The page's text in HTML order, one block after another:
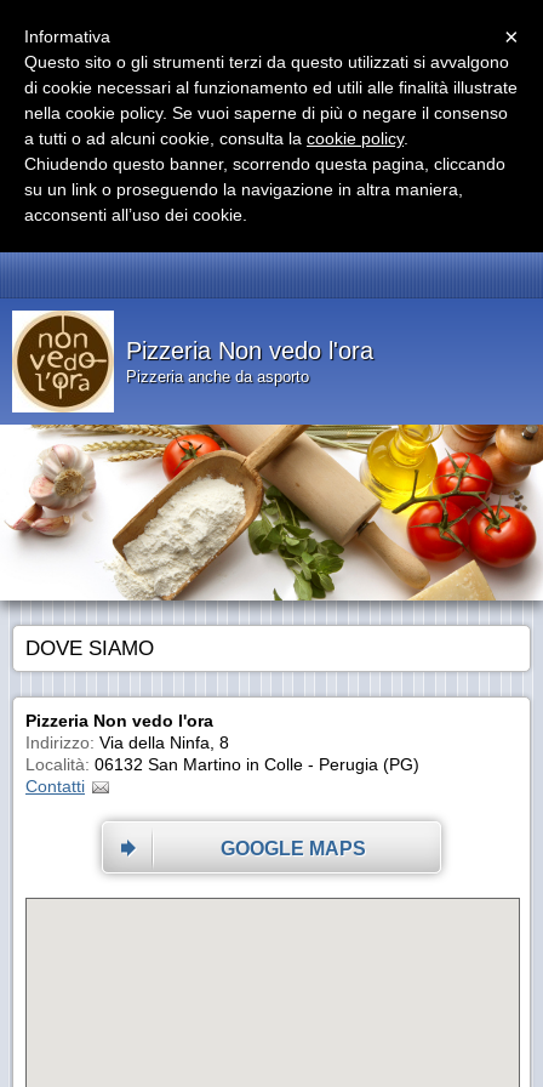
pizza
Restaurant Guru
Pizzeria Non vedo l'ora
Pizzeria anche da asporto
DOVE SIAMO
Pizzeria Non vedo l'ora
Indirizzo: Via della Ninfa, 8
Località: 06132 San Martino in Colle - Perugia (PG)
Contatti
GOOGLE MAPS
×
Informativa
Questo sito o gli strumenti terzi da questo utilizzati si avvalgono
di cookie necessari al funzionamento ed utili alle finalità illustrate
nella cookie policy. Se vuoi saperne di più o negare il consenso
a tutti o ad alcuni cookie, consulta la cookie policy.
Chiudendo questo banner, scorrendo questa pagina, cliccando
su un link o proseguendo la navigazione in altra maniera,
acconsenti all’uso dei cookie.